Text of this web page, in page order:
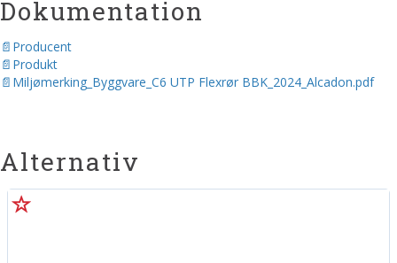
Dokumentation
Producent
Produkt
Miljømerking_Byggvare_C6 UTP Flexrør BBK_2024_Alcadon.pdf
Alternativ